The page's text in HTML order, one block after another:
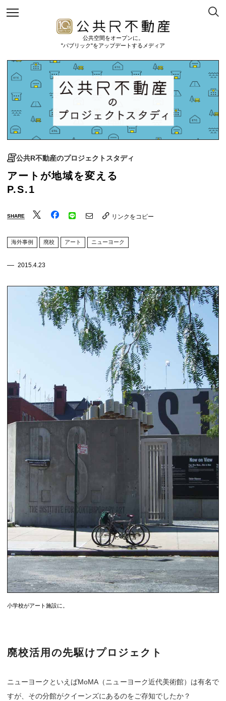
公共空間をオープンに。
"パブリック"をアップデートするメディア
公共R不動産のプロジェクトスタディ
アートが地域を変える
P.S.1
SHARE リンクをコピー
海外事例 廃校 アート ニューヨーク
2015.4.23
小学校がアート施設に。
廃校活用の先駆けプロジェクト
ニューヨークといえばMoMA（ニューヨーク近代美術館）は有名で
すが、その分館がクイーンズにあるのをご存知でしたか？